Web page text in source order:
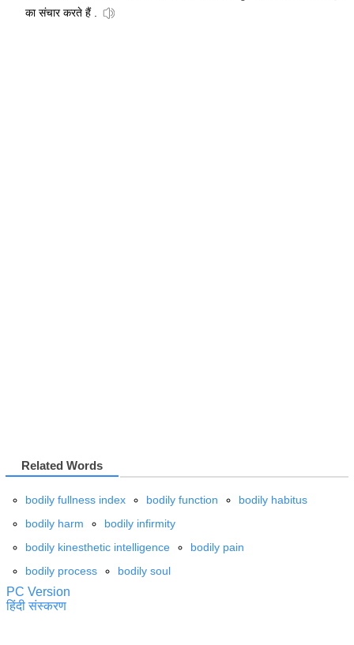
का संचार करते हैं .
Related Words
bodily fullness index bodily function
bodily habitus
bodily harm
bodily infirmity
bodily kinesthetic intelligence
bodily pain
bodily process
bodily soul
PC Version
हिंदी संस्करण